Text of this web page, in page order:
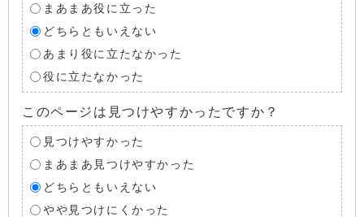
まあまあ役に立った
どちらともいえない
あまり役に立たなかった
役に立たなかった
このページは見つけやすかったですか？
見つけやすかった
まあまあ見つけやすかった
どちらともいえない
やや見つけにくかった